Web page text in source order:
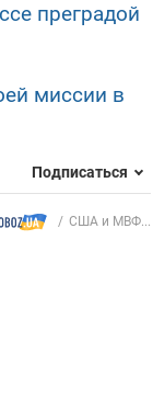
преградой
миссии в
Подписаться
США и МВФ...